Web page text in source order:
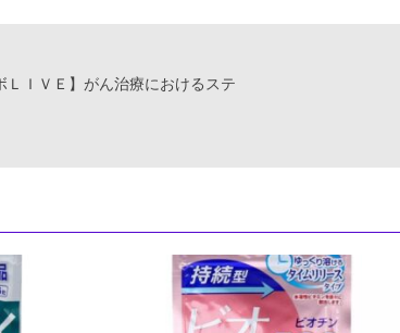
ＬＩＶＥ】がん治療におけるステ